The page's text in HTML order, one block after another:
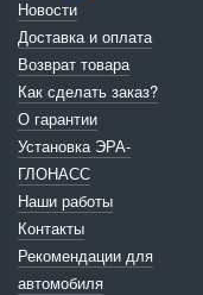
Новости
Доставка и оплата
Возврат товара
Как сделать заказ?
О гарантии
Установка ЭРА-
ГЛОНАСС
Наши работы
Контакты
Рекомендации для
автомобиля